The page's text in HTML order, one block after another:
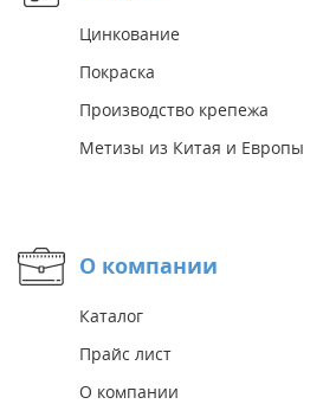
Цинкование
Покраска
Производство крепежа
Метизы из Китая и Европы
О компании
Каталог
Прайс лист
О компании